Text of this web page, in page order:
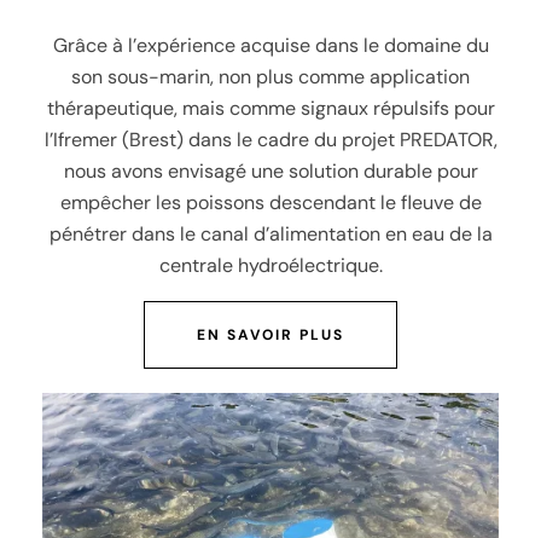
Grâce à l’expérience acquise dans le domaine du
son sous-marin, non plus comme application
thérapeutique, mais comme signaux répulsifs pour
l’Ifremer (Brest) dans le cadre du projet PREDATOR,
nous avons envisagé une solution durable pour
empêcher les poissons descendant le fleuve de
pénétrer dans le canal d’alimentation en eau de la
centrale hydroélectrique.
EN SAVOIR PLUS